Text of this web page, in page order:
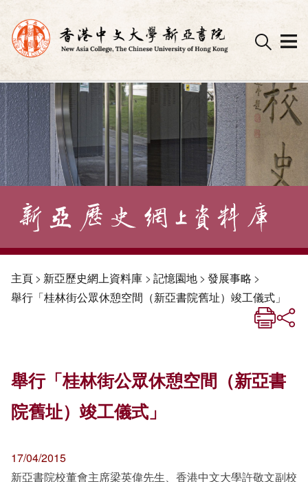
Skip
to
content
主頁> 新亞歷史網上資料庫 > 記憶園地> 發展事略 >
舉行「桂林街公眾休憩空間（新亞書院舊址）竣工儀式」
舉行「桂林街公眾休憩空間（新亞書
院舊址）竣工儀式」
17/04/2015
新亞書院校董會主席梁英偉先生、香港中文大學許敬文副校